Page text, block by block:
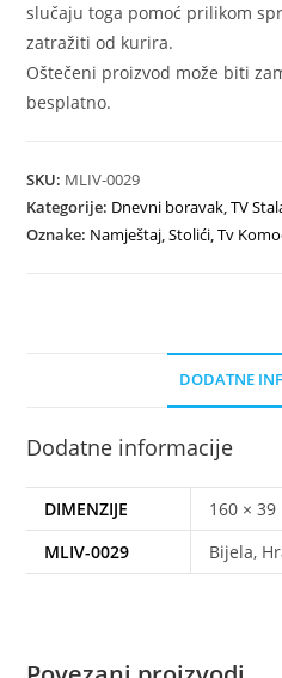
slučaju toga pomoć prilikom
zatražiti od kurira.
Oštečeni proizvod može biti
besplatno.
SKU: MLIV-0029
Kategorije: Dnevni boravak ,TV
Oznake: Namještaj ,Stolići ,Tv
DODATNE
Dodatne informacije
DIMENZIJE
160 × 39
MLIV-0029
Bijela,